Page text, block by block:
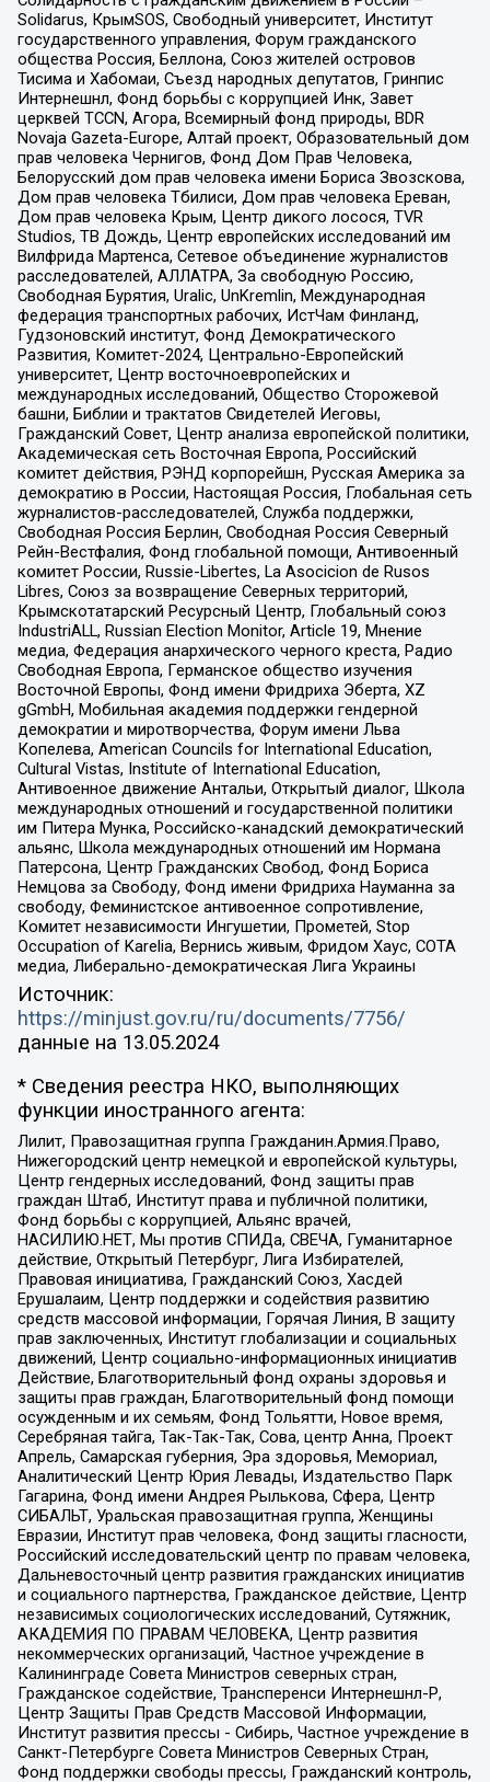
Solidarus, КрымSOS, Свободный университет, Институт
государственного управления, Форум гражданского
общества Россия, Беллона, Союз жителей островов
Тисима и Хабомаи, Съезд народных депутатов, Гринпис
Интернешнл, Фонд борьбы с коррупцией Инк, Завет
церквей TCCN, Агора, Всемирный фонд природы, BDR
Novaja Gazeta-Europe, Алтай проект, Образовательный дом
прав человека Чернигов, Фонд Дом Прав Человека,
Белорусский дом прав человека имени Бориса Звозскова,
Дом прав человека Тбилиси, Дом прав человека Ереван,
Дом прав человека Крым, Центр дикого лосося, TVR
Studios, ТВ Дождь, Центр европейских исследований им
Вилфрида Мартенса, Сетевое объединение журналистов
расследователей, АЛЛАТРА, За свободную Россию,
Свободная Бурятия, Uralic, UnKremlin, Международная
федерация транспортных рабочих, ИстЧам Финланд,
Гудзоновский институт, Фонд Демократического
Развития, Комитет-2024, Центрально-Европейский
университет, Центр восточноевропейских и
международных исследований, Общество Сторожевой
башни, Библии и трактатов Свидетелей Иеговы,
Гражданский Совет, Центр анализа европейской политики,
Академическая сеть Восточная Европа, Российский
комитет действия, РЭНД корпорейшн, Русская Америка за
демократию в России, Настоящая Россия, Глобальная сеть
журналистов-расследователей, Служба поддержки,
Свободная Россия Берлин, Свободная Россия Северный
Рейн-Вестфалия, Фонд глобальной помощи, Антивоенный
комитет России, Russie-Libertes, La Asocicion de Rusos
Libres, Союз за возвращение Северных территорий,
Крымскотатарский Ресурсный Центр, Глобальный союз
IndustriALL, Russian Election Monitor, Article 19, Мнение
медиа, Федерация анархического черного креста, Радио
Свободная Европа, Германское общество изучения
Восточной Европы, Фонд имени Фридриха Эберта, XZ
gGmbH, Мобильная академия поддержки гендерной
демократии и миротворчества, Форум имени Льва
Копелева, American Councils for International Education,
Cultural Vistas, Institute of International Education,
Антивоенное движение Антальи, Открытый диалог, Школа
международных отношений и государственной политики
им Питера Мунка, Российско-канадский демократический
альянс, Школа международных отношений им Нормана
Патерсона, Центр Гражданских Свобод, Фонд Бориса
Немцова за Свободу, Фонд имени Фридриха Науманна за
свободу, Феминистское антивоенное сопротивление,
Комитет независимости Ингушетии, Прометей, Stop
Occupation of Karelia, Вернись живым, Фридом Хаус, СОТА
медиа, Либерально-демократическая Лига Украины
Источник:
https://minjust.gov.ru/ru/documents/7756/
данные на 13.05.2024
* Сведения реестра НКО, выполняющих
функции иностранного агента:
Лилит, Правозащитная группа Гражданин.Армия.Право,
Нижегородский центр немецкой и европейской культуры,
Центр гендерных исследований, Фонд защиты прав
граждан Штаб, Институт права и публичной политики,
Фонд борьбы с коррупцией, Альянс врачей,
НАСИЛИЮ.НЕТ, Мы против СПИДа, СВЕЧА, Гуманитарное
действие, Открытый Петербург, Лига Избирателей,
Правовая инициатива, Гражданский Союз, Хасдей
Ерушалаим, Центр поддержки и содействия развитию
средств массовой информации, Горячая Линия, В защиту
прав заключенных, Институт глобализации и социальных
движений, Центр социально-информационных инициатив
Действие, Благотворительный фонд охраны здоровья и
защиты прав граждан, Благотворительный фонд помощи
осужденным и их семьям, Фонд Тольятти, Новое время,
Серебряная тайга, Так-Так-Так, Сова, центр Анна, Проект
Апрель, Самарская губерния, Эра здоровья, Мемориал,
Аналитический Центр Юрия Левады, Издательство Парк
Гагарина, Фонд имени Андрея Рылькова, Сфера, Центр
СИБАЛЬТ, Уральская правозащитная группа, Женщины
Евразии, Институт прав человека, Фонд защиты гласности,
Российский исследовательский центр по правам человека,
Дальневосточный центр развития гражданских инициатив
и социального партнерства, Гражданское действие, Центр
независимых социологических исследований, Сутяжник,
АКАДЕМИЯ ПО ПРАВАМ ЧЕЛОВЕКА, Центр развития
некоммерческих организаций, Частное учреждение в
Калининграде Совета Министров северных стран,
Гражданское содействие, Трансперенси Интернешнл-Р,
Центр Защиты Прав Средств Массовой Информации,
Институт развития прессы - Сибирь, Частное учреждение в
Санкт-Петербурге Совета Министров Северных Стран,
Фонд поддержки свободы прессы, Гражданский контроль,